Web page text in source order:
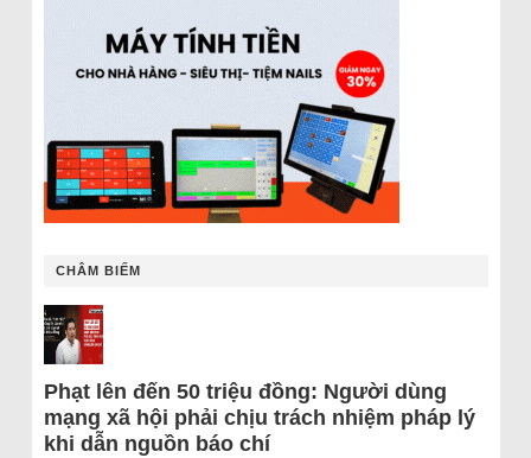
CHÂM BIẾM
Phạt lên đến 50 triệu đồng: Người dùng
mạng xã hội phải chịu trách nhiệm pháp lý
khi dẫn nguồn báo chí